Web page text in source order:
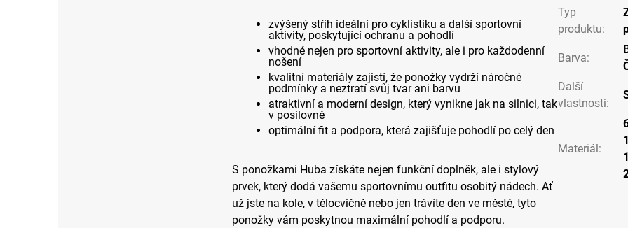
zvýšený střih ideální pro cyklistiku a další sportovní
aktivity, poskytující ochranu a pohodlí
vhodné nejen pro sportovní aktivity, ale i pro každodenní
nošení
kvalitní materiály zajistí, že ponožky vydrží náročné
podmínky a neztratí svůj tvar ani barvu
atraktivní a moderní design, který vynikne jak na silnici, tak
v posilovně
optimální fit a podpora, která zajišťuje pohodlí po celý den
S ponožkami Huba získáte nejen funkční doplněk, ale i stylový
prvek, který dodá vašemu sportovnímu outfitu osobitý nádech. Ať
už jste na kole, v tělocvičně nebo jen trávíte den ve městě, tyto
ponožky vám poskytnou maximální pohodlí a podporu.
Typ
produktu:
Barva:
Další
vlastnosti:
Materiál :